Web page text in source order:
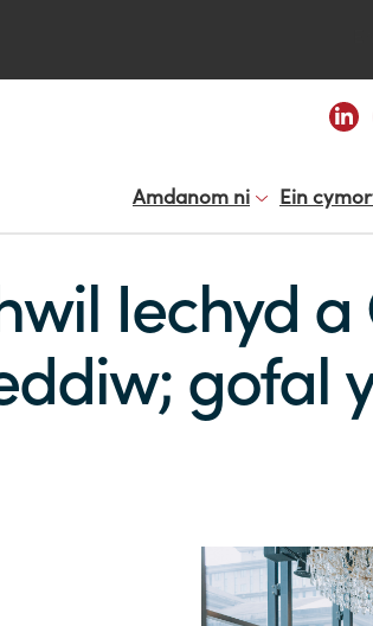
Amdanom ni Ein
Iechyd
gofal